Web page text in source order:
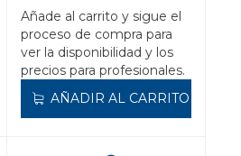
Añade al carrito y sigue el
proceso de compra para
ver la disponibilidad y los
precios para profesionales.
AÑADIR AL CARRITO